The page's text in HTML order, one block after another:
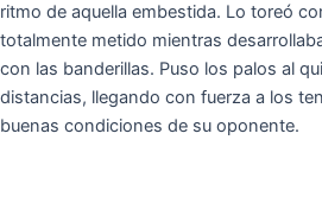
ritmo de aquella embestida. Lo toreó
totalmente metido mientras
con las banderillas. Puso los palos al
distancias, llegando con fuerza a los
buenas condiciones de su oponente.